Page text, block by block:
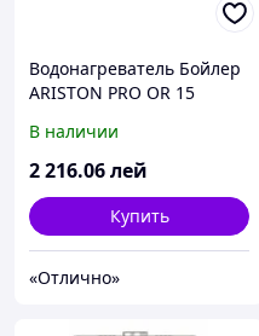
Водонагреватель Бойлер
ARISTON PRO OR 15
В наличии
2 216.06лей
Купить
«Отлично»